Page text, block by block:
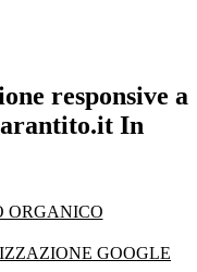
responsive a
In
ORGANICO
GOOGLE